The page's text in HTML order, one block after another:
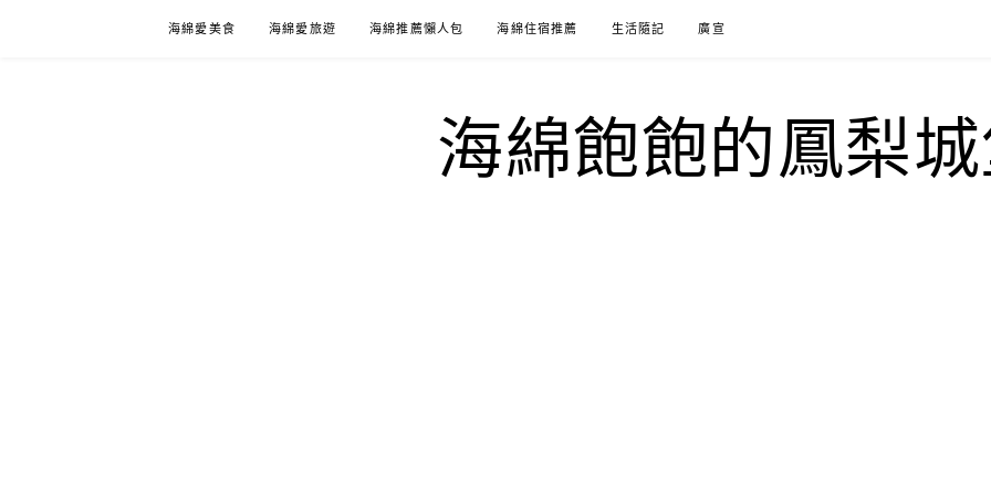
海綿愛美食 海綿愛旅遊 海綿推薦懶人包 海綿住宿推薦 生活隨記 廣宣
海綿飽飽的鳳梨